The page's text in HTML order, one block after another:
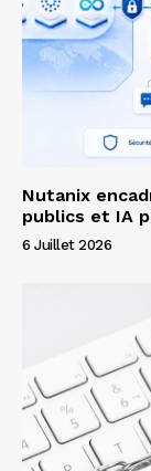
Nutanix
publics et IA
6 Juillet 2026